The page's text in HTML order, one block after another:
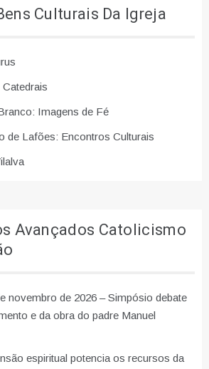
Culturais Da Igreja
Imagens de Fé
de Lafões: Encontros Culturais
Avançados Catolicismo
novembro de 2026 – Simpósio debate
e da obra do padre Manuel
espiritual potencia os recursos da